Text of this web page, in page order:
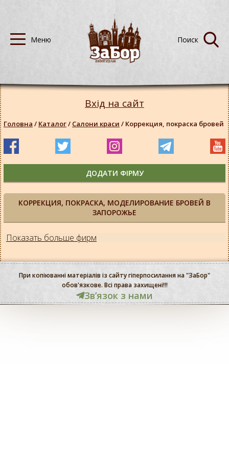
КОРРЕКЦИЯ, ПОКРАСКА, МОДЕЛИРОВАНИЕ БРОВЕЙ В
ЗАПОРОЖЬЕ
Показать больше фирм
Вхід на сайт
Головна / Каталог/ Салони краси / Коррекция, покраска бровей
ДОДАТИ ФІРМУ
При копіюванні матеріалів із сайту гіперпосилання на "ЗаБор"
обов'язкове. Всі права захищені!!!
Звʼязок з нами